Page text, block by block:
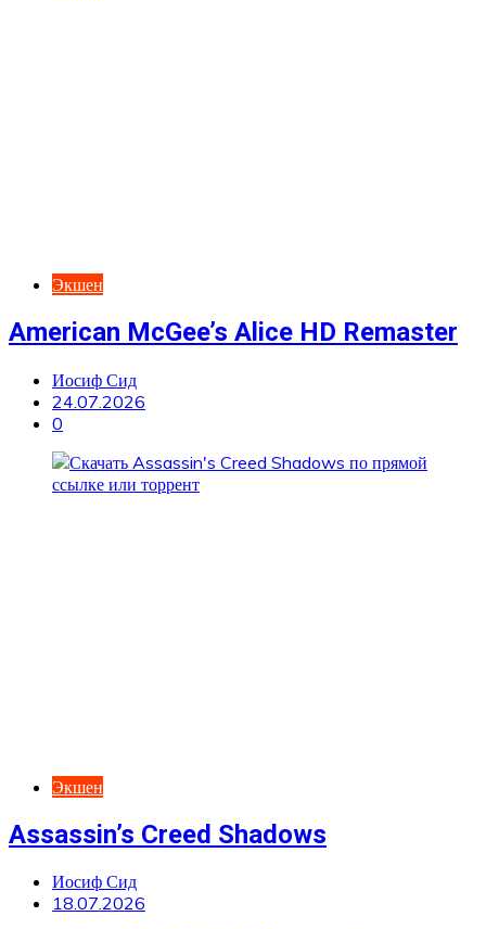
Экшен
American McGee’s Alice HD Remaster
Иосиф Сид
24.07.2026
0
Экшен
Assassin’s Creed Shadows
Иосиф Сид
18.07.2026